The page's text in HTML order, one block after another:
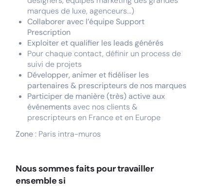
marques de luxe, agenceurs...)
Collaborer avec l’équipe Support
Prescription
Exploiter et qualifier les leads générés
Pour chaque contact, définir un process de
suivi de projets
Développer, animer et fidéliser les
partenaires & prescripteurs de nos marques
Participer de manière (très) active aux
événements avec nos clients &
prescripteurs en France et en Europe
Zone: Paris intra-muros
Nous sommes faits pour travailler
ensemble si